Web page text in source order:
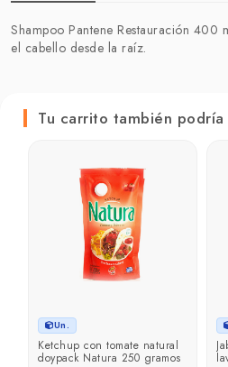
Shampoo Pantene Restauración
el cabello desde la raíz.
Tu carrito también
Un.
Ketchup con tomate natural
doypack Natura 250 gramos